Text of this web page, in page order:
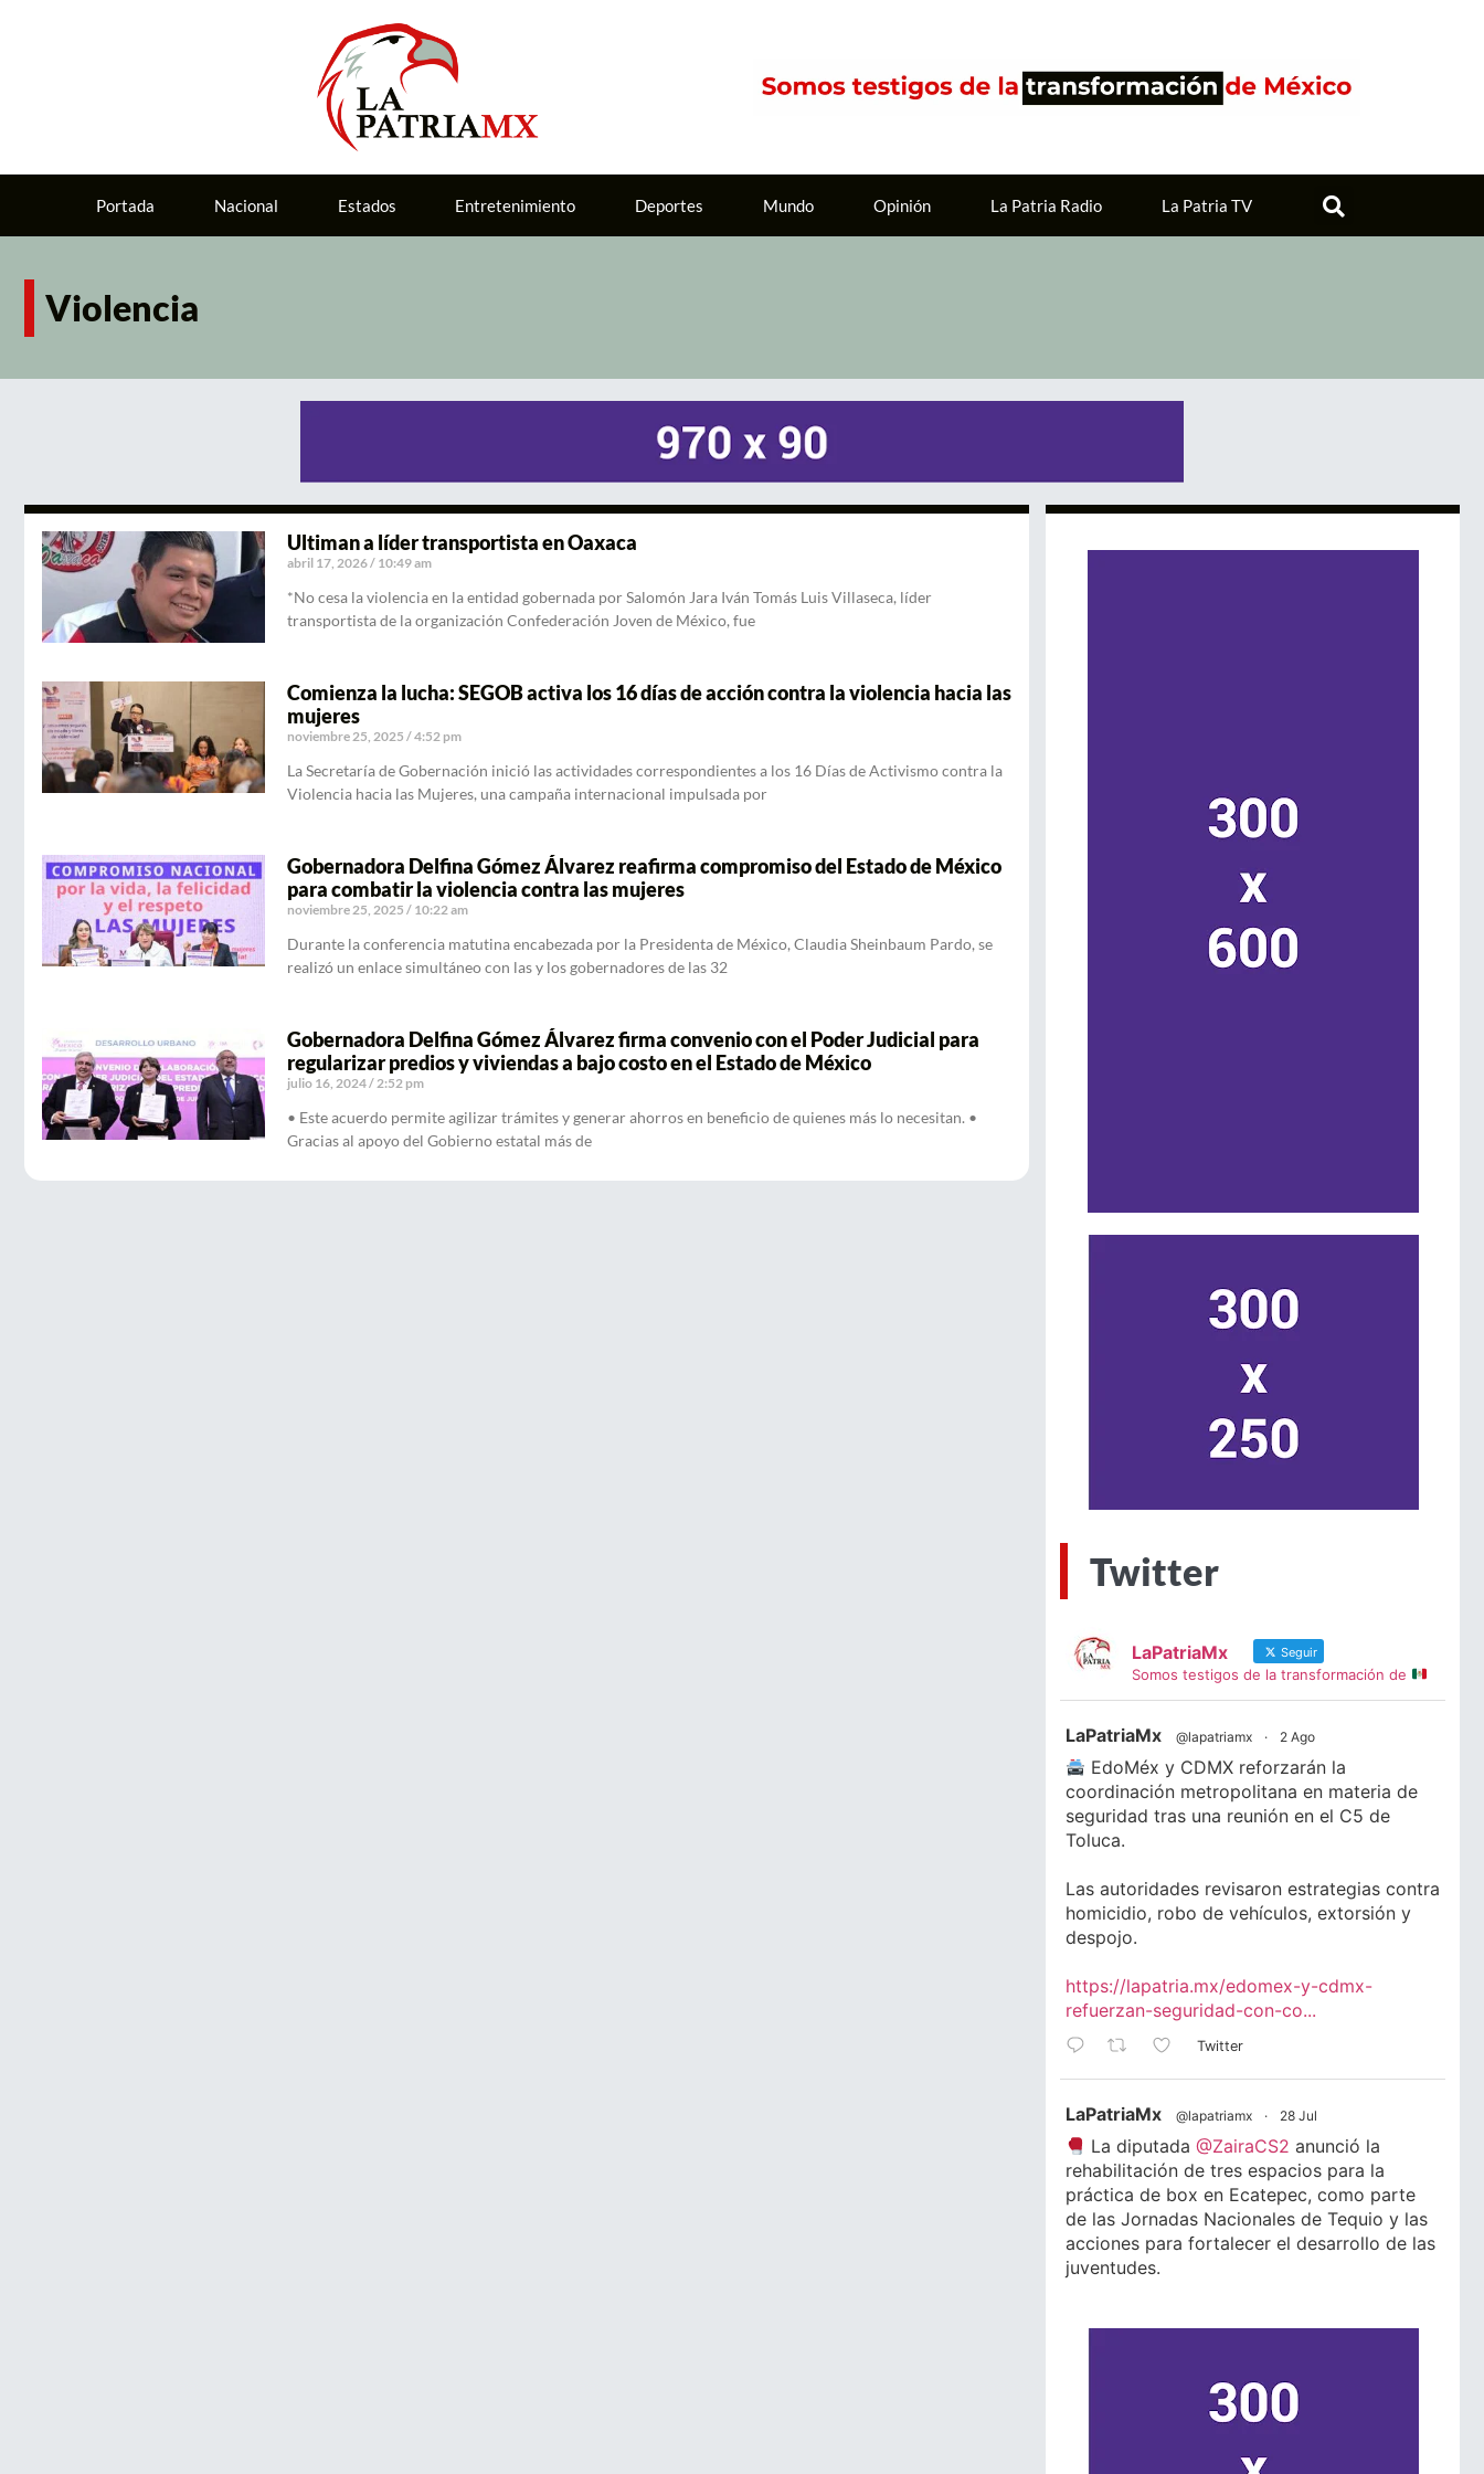
Portada Nacional Estados Entretenimiento Deportes Mundo Opinión La Patria Radio La Patria TV
Violencia
Ultiman a líder transportista en Oaxaca
abril 17, 2026 10:49 am
*No cesa la violencia en la entidad gobernada por Salomón Jara Iván Tomás Luis Villaseca, líder
transportista de la organización Confederación Joven de México, fue
Comienza la lucha: SEGOB activa los 16 días de acción contra la violencia hacia las
mujeres
noviembre 25, 2025 4:52 pm
La Secretaría de Gobernación inició las actividades correspondientes a los 16 Días de Activismo contra la
Violencia hacia las Mujeres, una campaña internacional impulsada por
Gobernadora Delfina Gómez Álvarez reafirma compromiso del Estado de México
para combatir la violencia contra las mujeres
noviembre 25, 2025 10:22 am
Durante la conferencia matutina encabezada por la Presidenta de México, Claudia Sheinbaum Pardo, se
realizó un enlace simultáneo con las y los gobernadores de las 32
Gobernadora Delfina Gómez Álvarez firma convenio con el Poder Judicial para
regularizar predios y viviendas a bajo costo en el Estado de México
julio 16, 2024 2:52 pm
• Este acuerdo permite agilizar trámites y generar ahorros en beneficio de quienes más lo necesitan. •
Gracias al apoyo del Gobierno estatal más de
Twitter
LaPatriaMx Seguir
Somos testigos de la transformación de
LaPatriaMx @lapatriamx · 2 Ago
EdoMéx y CDMX reforzarán la
coordinación metropolitana en materia de
seguridad tras una reunión en el C5 de
Toluca.
Las autoridades revisaron estrategias contra
homicidio, robo de vehículos, extorsión y
despojo.
https://lapatria.mx/edomex-y-cdmx-
refuerzan-seguridad-con-co...
Twitter
LaPatriaMx @lapatriamx · 28 Jul
La diputada@ZairaCS2 anunció la
rehabilitación de tres espacios para la
práctica de box en Ecatepec, como parte
de las Jornadas Nacionales de Tequio y las
acciones para fortalecer el desarrollo de las
juventudes.
Twitter
@lapatriamx